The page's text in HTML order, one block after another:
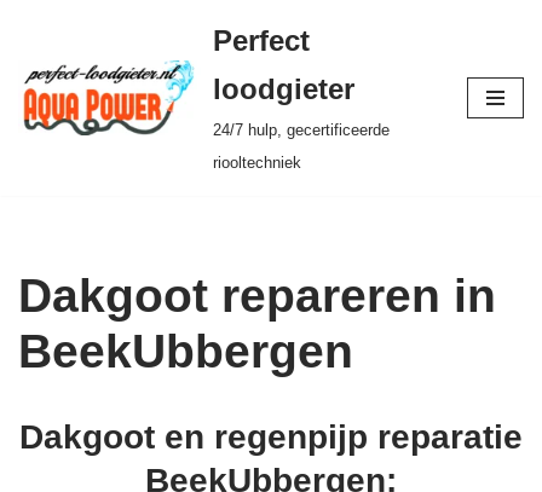
Ga
naar
de
Perfect
loodgieter
24/7 hulp, gecertificeerde
riooltechniek
Dakgoot repareren in
BeekUbbergen
Dakgoot en regenpijp reparatie
BeekUbbergen: